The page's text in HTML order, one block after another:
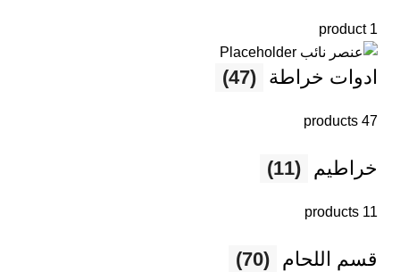
1 product
ادوات خراطة (47)
47 products
خراطيم (11)
11 products
قسم اللحام (70)